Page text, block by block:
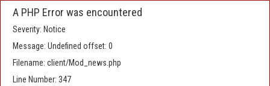
A PHP Error was encountered
Severity: Notice
Message: Undefined offset: 0
Filename: client/Mod_news.php
Line Number: 347